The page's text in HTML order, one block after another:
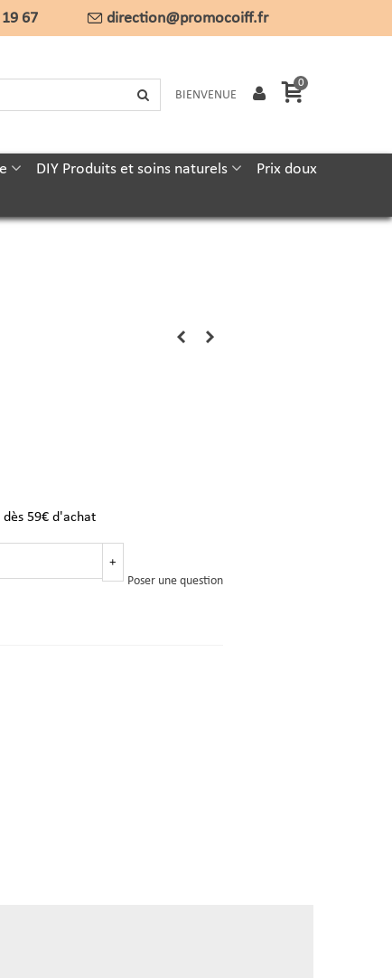
67 direction@promocoiff.fr
BIENVENUE
0
DIY Produits et soins naturels Prix doux
59€ d'achat
+
Poser une question